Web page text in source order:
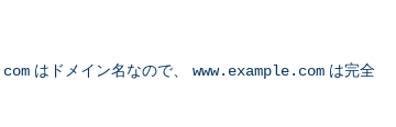
はドメイン名なので、 www.example.com は完全